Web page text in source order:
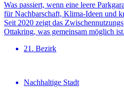
Was passiert, wenn eine leere
für Nachbarschaft, Klima-Ideen und
Seit 2020 zeigt das
Ottakring, was gemeinsam möglich ist.
21. Bezirk
Nachhaltige Stadt